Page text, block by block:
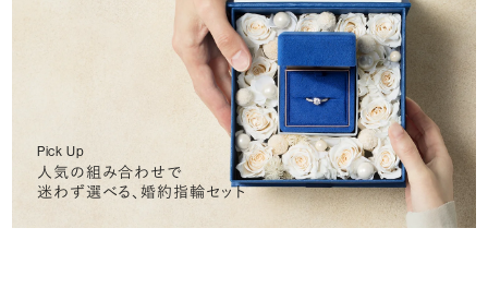
Pick Up
人気の組み合わせで
迷わず選べる、婚約指輪セット